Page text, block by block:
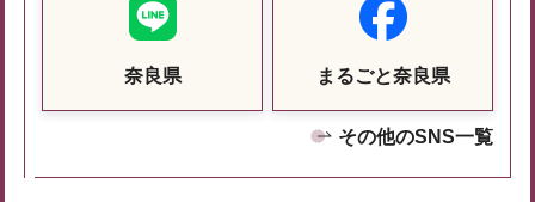
奈良県 まるごと奈良県
その他のSNS一覧